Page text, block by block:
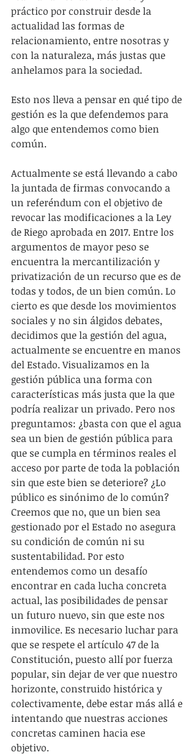
práctico por construir desde la
actualidad las formas de
relacionamiento, entre nosotras y
con la naturaleza, más justas que
anhelamos para la sociedad.
Esto nos lleva a pensar en qué tipo de
gestión es la que defendemos para
algo que entendemos como bien
común.
Actualmente se está llevando a cabo
la juntada de firmas convocando a
un referéndum con el objetivo de
revocar las modificaciones a la Ley
de Riego aprobada en 2017. Entre los
argumentos de mayor peso se
encuentra la mercantilización y
privatización de un recurso que es de
todas y todos, de un bien común. Lo
cierto es que desde los movimientos
sociales y no sin álgidos debates,
decidimos que la gestión del agua,
actualmente se encuentre en manos
del Estado. Visualizamos en la
gestión pública una forma con
características más justa que la que
podría realizar un privado. Pero nos
preguntamos: ¿basta con que el agua
sea un bien de gestión pública para
que se cumpla en términos reales el
acceso por parte de toda la población
sin que este bien se deteriore? ¿Lo
público es sinónimo de lo común?
Creemos que no, que un bien sea
gestionado por el Estado no asegura
su condición de común ni su
sustentabilidad. Por esto
entendemos como un desafío
encontrar en cada lucha concreta
actual, las posibilidades de pensar
un futuro nuevo, sin que este nos
inmovilice. Es necesario luchar para
que se respete el artículo 47 de la
Constitución, puesto allí por fuerza
popular, sin dejar de ver que nuestro
horizonte, construido histórica y
colectivamente, debe estar más allá e
intentando que nuestras acciones
concretas caminen hacia ese
objetivo.